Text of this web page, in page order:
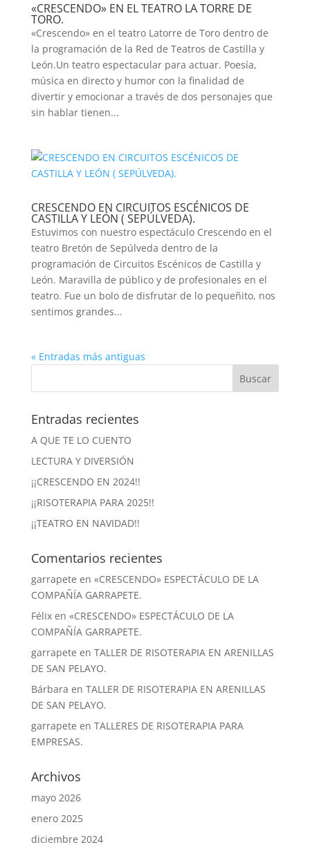
«CRESCENDO» EN EL TEATRO LA TORRE DE
TORO.
«Crescendo» en el teatro Latorre de Toro dentro de
la programación de la Red de Teatros de Castilla y
León.Un teatro espectacular para actuar. Poesía,
música en directo y humor con la finalidad de
divertir y emocionar a través de dos personajes que
sin hablar tienen...
CRESCENDO EN CIRCUITOS ESCÉNICOS DE
CASTILLA Y LEÓN ( SEPÚLVEDA).
Estuvimos con nuestro espectáculo Crescendo en el
teatro Bretón de Sepúlveda dentro de la
programación de Circuitos Escénicos de Castilla y
León. Maravilla de público y de profesionales en el
teatro. Fue un bolo de disfrutar de lo pequeñito, nos
sentimos grandes...
« Entradas más antiguas
Entradas recientes
A QUE TE LO CUENTO
LECTURA Y DIVERSIÓN
¡¡CRESCENDO EN 2024!!
¡¡RISOTERAPIA PARA 2025!!
¡¡TEATRO EN NAVIDAD!!
Comentarios recientes
garrapete en «CRESCENDO» ESPECTÁCULO DE LA
COMPAÑÍA GARRAPETE.
Félixen «CRESCENDO» ESPECTÁCULO DE LA
COMPAÑÍA GARRAPETE.
garrapete en TALLER DE RISOTERAPIA EN ARENILLAS
DE SAN PELAYO.
Bárbara en TALLER DE RISOTERAPIA EN ARENILLAS
DE SAN PELAYO.
garrapete en TALLERES DE RISOTERAPIA PARA
EMPRESAS.
Archivos
mayo 2026
enero 2025
diciembre 2024